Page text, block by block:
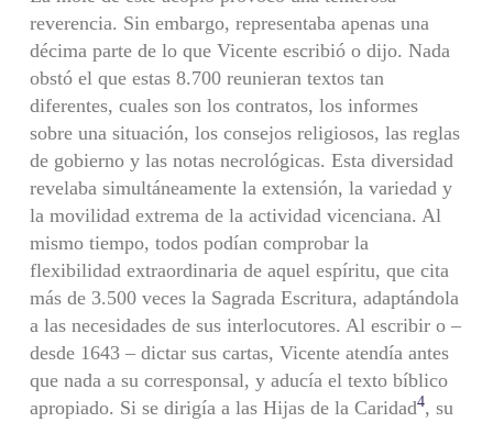
reverencia. Sin embargo, representaba apenas una
décima parte de lo que Vicente escribió o dijo. Nada
obstó el que estas 8.700 reunieran textos tan
diferentes, cuales son los contratos, los informes
sobre una situación, los consejos religiosos, las reglas
de gobierno y las notas necrológicas. Esta diversidad
revelaba simultáneamente la extensión, la variedad y
la movilidad extrema de la actividad vicenciana. Al
mismo tiempo, todos podían comprobar la
flexibilidad extraordinaria de aquel espíritu, que cita
más de 3.500 veces la Sagrada Escritura, adaptándola
a las necesidades de sus interlocutores. Al escribir o –
desde 1643 – dictar sus cartas, Vicente atendía antes
que nada a su corresponsal, y aducía el texto bíblico
apropiado. Si se dirigía a las Hijas de la Caridad4, su